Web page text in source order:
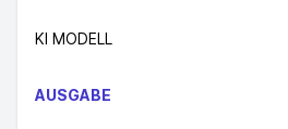
KI MODELL
AUSGABE